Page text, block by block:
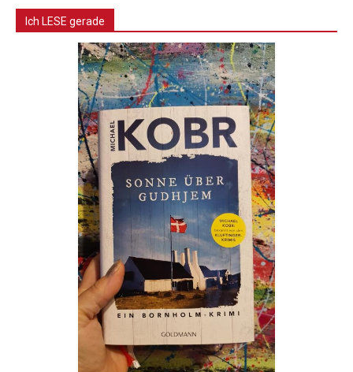
Ich LESE gerade